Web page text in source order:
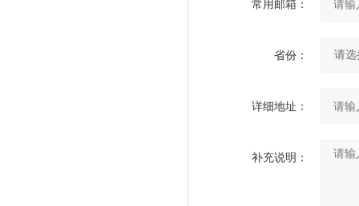
常用邮箱：
省份：
详细地址：
补充说明：